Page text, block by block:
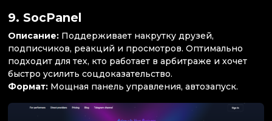
9. SocPanel
Описание: Поддерживает накрутку друзей,
подписчиков, реакций и просмотров. Оптимально
подходит для тех, кто работает в арбитраже и хочет
быстро усилить соцдоказательство.
Формат: Мощная панель управления, автозапуск.